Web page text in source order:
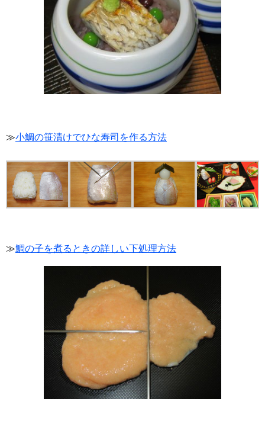
≫小鯛の笹漬けでひな寿司を作る方法
≫鯛の子を煮るときの詳しい下処理方法